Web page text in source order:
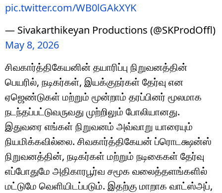
pic.twitter.com/WB0lGAkXYK
— Sivakarthikeyan Productions (@SKProdOffl)
May 8, 2026
சிவகார்த்திகேயனின் தயாரிப்பு நிறுவனத்தின்
பெயரில், நடிகர்கள், இயக்குநர்கள் தேர்வு என
ஏஜெண்டுகள் மற்றும் மூன்றாம் தரப்பினர் மூலமாக
நடந்தப்பட்டுவருவது முற்றிலும் போலியானது.
இதுவரை எங்கள் நிறுவனம் அவ்வாறு யாரையும்
நியமிக்கவில்லை. சிவகார்த்திகேயன் ப்ரொடக்ஷன்ஸ்
நிறுவனத்தின், நடிகர்கள் மற்றும் நடிகைகள் தேர்வு
எப்போதுமே அதிகாரபூர்வ சமூக வலைத்தளங்களில்
மட்டுமே வெளியிடப்படும். இதற்கு மாறாக வாட்ஸ்அப்,